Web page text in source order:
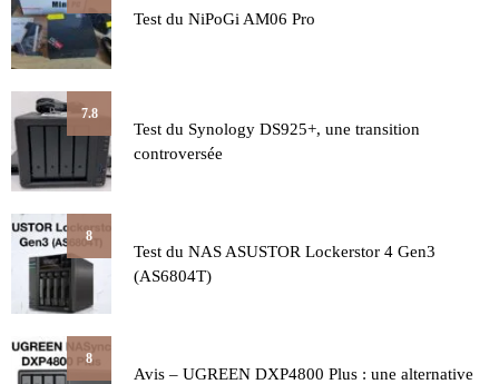
Test du NiPoGi AM06 Pro
7.8
Test du Synology DS925+, une transition
controversée
8
Test du NAS ASUSTOR Lockerstor 4 Gen3
(AS6804T)
8
Avis – UGREEN DXP4800 Plus : une alternative